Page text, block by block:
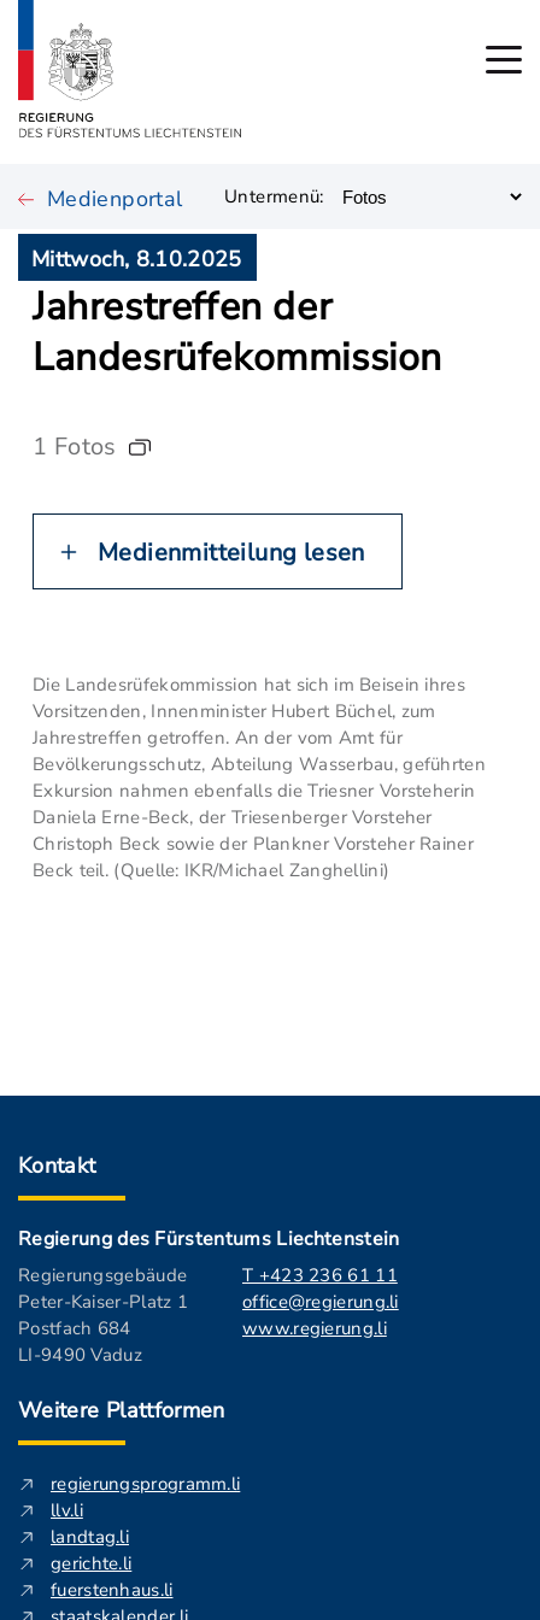
Medienportal Untermenü:
Mittwoch, 8.10.2025
Jahrestreffen der
Landesrüfekommission
1 Fotos
Medienmitteilung lesen
Die Landesrüfekommission hat sich im Beisein ihres
Vorsitzenden, Innenminister Hubert Büchel, zum
Jahrestreffen getroffen. An der vom Amt für
Bevölkerungsschutz, Abteilung Wasserbau, geführten
Exkursion nahmen ebenfalls die Triesner Vorsteherin
Daniela Erne-Beck, der Triesenberger Vorsteher
Christoph Beck sowie der Plankner Vorsteher Rainer
Beck teil. (Quelle: IKR/Michael Zanghellini)
Kontakt
Regierung des Fürstentums Liechtenstein
Regierungsgebäude
Peter-Kaiser-Platz 1
Postfach 684
LI-9490 Vaduz
T +423 236 61 11
office@regierung.li
www.regierung.li
Weitere Plattformen
regierungsprogramm.li
llv.li
landtag.li
gerichte.li
fuerstenhaus.li